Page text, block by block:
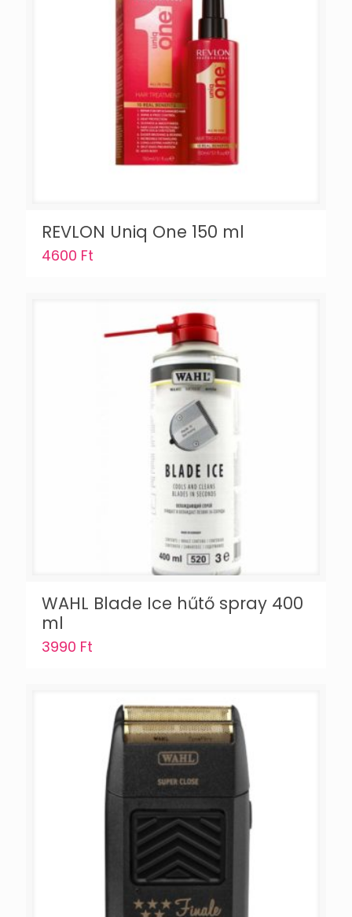
REVLON Uniq One 150 ml
4600 Ft
WAHL Blade Ice hűtő spray 400
ml
3990 Ft